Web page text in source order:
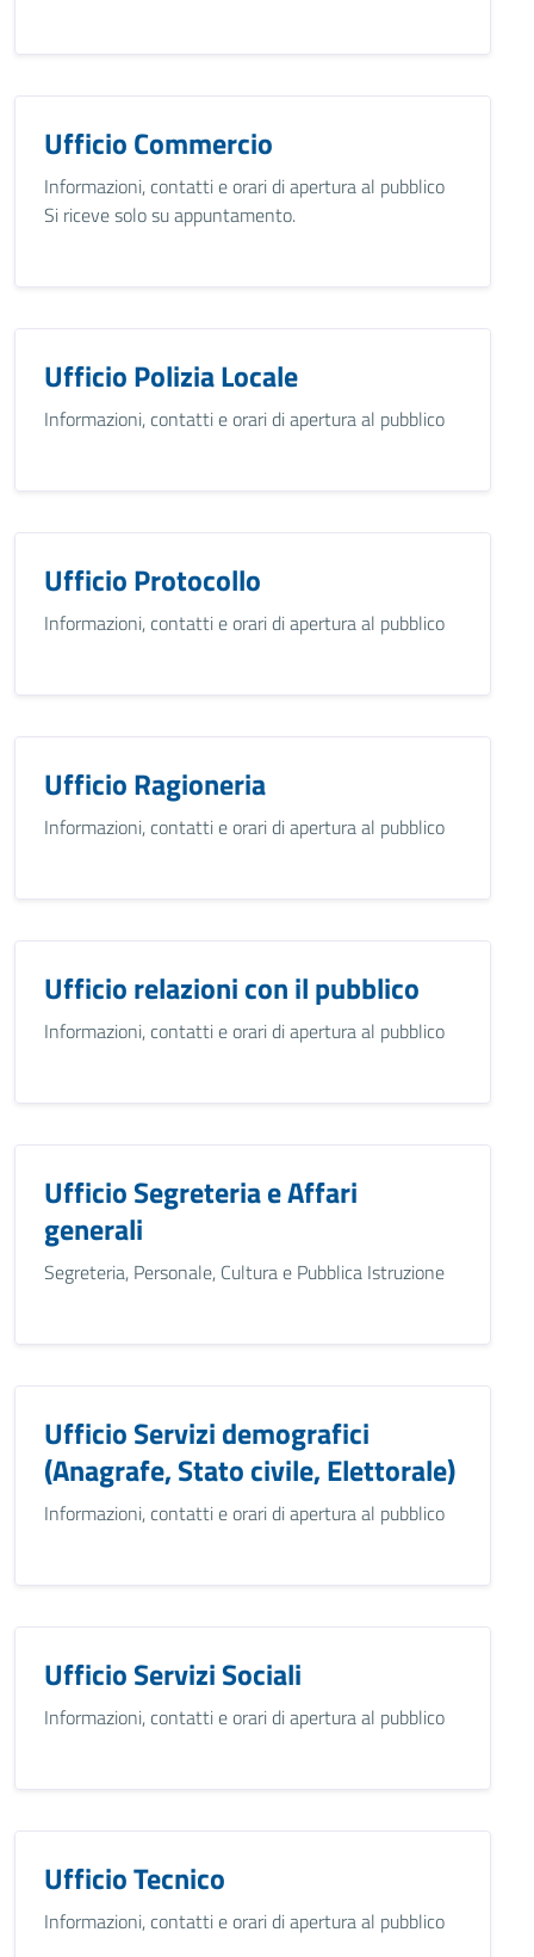
Ufficio Commercio
Informazioni, contatti e orari di apertura al pubblico
Si riceve solo su appuntamento.
Ufficio Polizia Locale
Informazioni, contatti e orari di apertura al pubblico
Ufficio Protocollo
Informazioni, contatti e orari di apertura al pubblico
Ufficio Ragioneria
Informazioni, contatti e orari di apertura al pubblico
Ufficio relazioni con il pubblico
Informazioni, contatti e orari di apertura al pubblico
Ufficio Segreteria e Affari
generali
Segreteria, Personale, Cultura e Pubblica Istruzione
Ufficio Servizi demografici
(Anagrafe, Stato civile, Elettorale)
Informazioni, contatti e orari di apertura al pubblico
Ufficio Servizi Sociali
Informazioni, contatti e orari di apertura al pubblico
Ufficio Tecnico
Informazioni, contatti e orari di apertura al pubblico